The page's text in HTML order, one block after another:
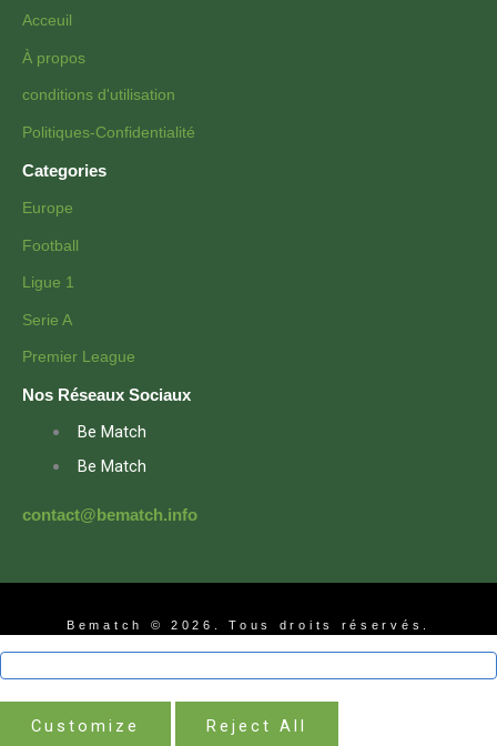
Acceuil
À propos
conditions d'utilisation
Politiques-Confidentialité
Categories
Europe
Football
Ligue 1
Serie A
Premier League
Nos Réseaux Sociaux
Be Match
Be Match
contact@bematch.info
Bematch © 2026. Tous droits réservés.
Customize Reject All